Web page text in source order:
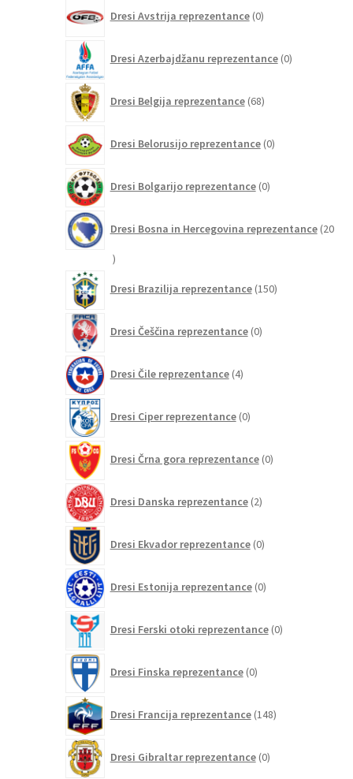
Dresi Avstrija reprezentance 0izdelkov
Dresi Azerbajdžanu reprezentance 0izdelkov
Dresi Belgija reprezentance 68izdelkov
Dresi Belorusijo reprezentance 0izdelkov
Dresi Bolgarijo reprezentance 0izdelkov
Dresi Bosna in Hercegovina reprezentance 20
20
Dresi Brazilija reprezentance 150izdelkov
Dresi Češčina reprezentance 0izdelkov
Dresi Čile reprezentance 4izdelki
Dresi Ciper reprezentance 0izdelkov
Dresi Črna gora reprezentance 0izdelkov
Dresi Danska reprezentance 2izdelka
Dresi Ekvador reprezentance 0izdelkov
Dresi Estonija reprezentance 0izdelkov
Dresi Ferski otoki reprezentance 0izdelkov
Dresi Finska reprezentance 0izdelkov
Dresi Francija reprezentance 148izdelkov
Dresi Gibraltar reprezentance 0izdelkov